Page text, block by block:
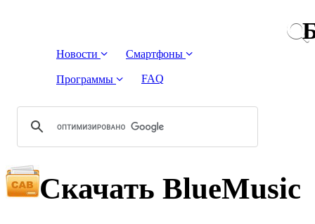
Новости Смартфоны
Программы FAQ
Скачать BlueMusic